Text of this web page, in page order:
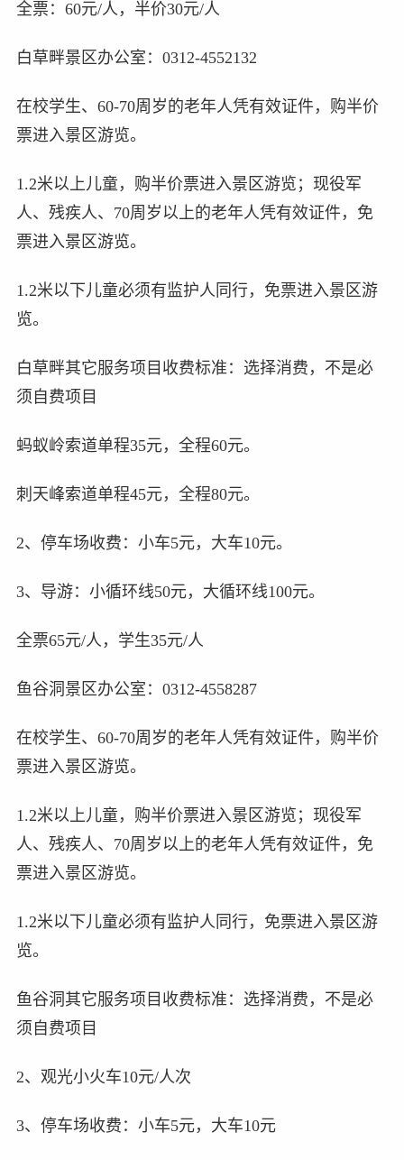
全票：60元/人，半价30元/人
白草畔景区办公室：0312-4552132
在校学生、60-70周岁的老年人凭有效证件，购半价
票进入景区游览。
1.2米以上儿童，购半价票进入景区游览；现役军
人、残疾人、70周岁以上的老年人凭有效证件，免
票进入景区游览。
1.2米以下儿童必须有监护人同行，免票进入景区游
览。
白草畔其它服务项目收费标准：选择消费，不是必
须自费项目
蚂蚁岭索道单程35元，全程60元。
刺天峰索道单程45元，全程80元。
2、停车场收费：小车5元，大车10元。
3、导游：小循环线50元，大循环线100元。
全票65元/人，学生35元/人
鱼谷洞景区办公室：0312-4558287
在校学生、60-70周岁的老年人凭有效证件，购半价
票进入景区游览。
1.2米以上儿童，购半价票进入景区游览；现役军
人、残疾人、70周岁以上的老年人凭有效证件，免
票进入景区游览。
1.2米以下儿童必须有监护人同行，免票进入景区游
览。
鱼谷洞其它服务项目收费标准：选择消费，不是必
须自费项目
2、观光小火车10元/人次
3、停车场收费：小车5元，大车10元